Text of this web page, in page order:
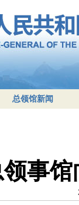
总领馆新闻
事